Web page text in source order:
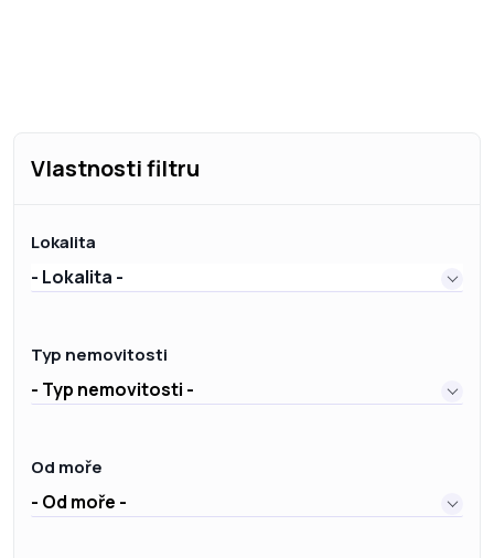
Vlastnosti filtru
Lokalita
- Lokalita -
Typ nemovitosti
- Typ nemovitosti -
Od moře
- Od moře -